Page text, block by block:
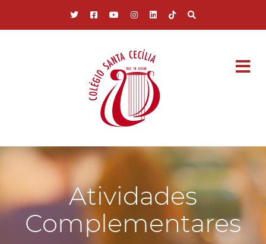
Atividades
Complementares